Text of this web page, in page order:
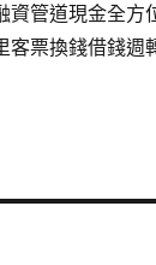
資管道現金全方
客票換錢借錢週